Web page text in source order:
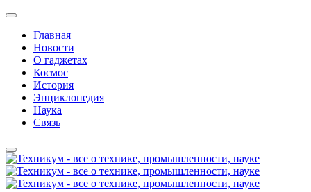
Главная
Новости
О гаджетах
Космос
История
Энциклопедия
Наука
Связь